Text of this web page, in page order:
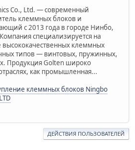
Co., Ltd. — современный
клеммных блоков и
с 2013 года в городе Нинбо,
специализируется на
высококачественных клеммных
типов — винтовых, пружинных,
Продукция Golten широко
как промышленная...
клеммных блоков Ningbo
ДЕЙСТВИЯ ПОЛЬЗОВАТЕЛЕЙ